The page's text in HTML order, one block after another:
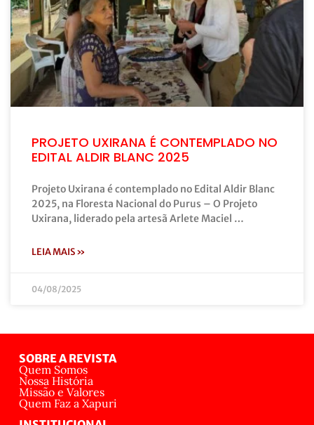
PROJETO UXIRANA É CONTEMPLADO NO
EDITAL ALDIR BLANC 2025
Projeto Uxirana é contemplado no Edital Aldir Blanc
2025, na Floresta Nacional do Purus – O Projeto
Uxirana, liderado pela artesã Arlete Maciel …
LEIA MAIS »
04/08/2025
SOBRE A REVISTA
Quem Somos
Nossa História
Missão e Valores
Quem Faz a Xapuri